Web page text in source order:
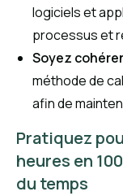
logiciels et
processus et
Soyez
méthode de
afin de
Pratiquez
heures en
du temps